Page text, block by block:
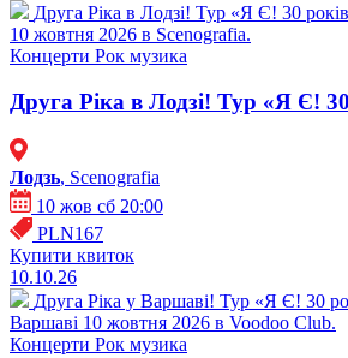
Друга Ріка в Лодзі! Тур «Я Є! 30
10 жовтня 2026 в Scenografia.
Концерти Рок музика
Друга Ріка в Лодзі! Тур «Я Є!
Лодзь, Scenografia
10 жов сб 20:00
PLN167
Купити квиток
10.10.26
Друга Ріка у Варшаві! Тур «Я Є! 30
Варшаві 10 жовтня 2026 в Voodoo Club.
Концерти Рок музика